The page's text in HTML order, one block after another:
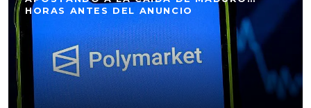
HORAS ANTES DEL ANUNCIO